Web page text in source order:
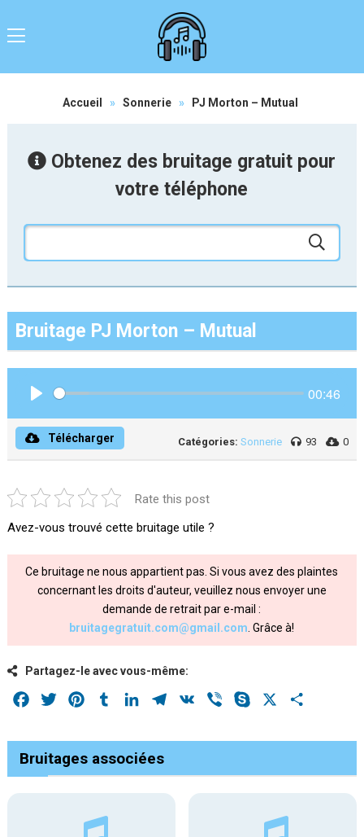
Accueil » Sonnerie » PJ Morton – Mutual
Obtenez des bruitage gratuit pour
votre téléphone
Bruitage PJ Morton – Mutual
00:46
Télécharger Catégories: Sonnerie 93 0
Rate this post
Avez-vous trouvé cette bruitage utile ?
Ce bruitage ne nous appartient pas. Si vous avez des plaintes
concernant les droits d'auteur, veuillez nous envoyer une
demande de retrait par e-mail :
bruitagegratuit.com@gmail.com . Grâce à!
Partagez-le avec vous-même:
Facebook
Twitter PinterestTumblrLinkedInTelegram
VK Viber Skype
Bruitages associées